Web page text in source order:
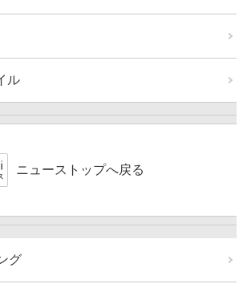
ル
ニューストップへ戻る
グ